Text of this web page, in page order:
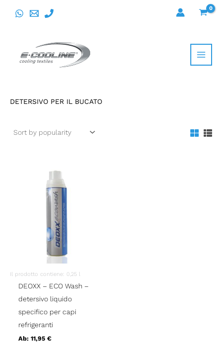
DETERSIVO PER IL BUCATO
Il prodotto contiene: 0,25 l
DEOXX – ECO Wash –
detersivo liquido
specifico per capi
refrigeranti
Ab: 11,95 €